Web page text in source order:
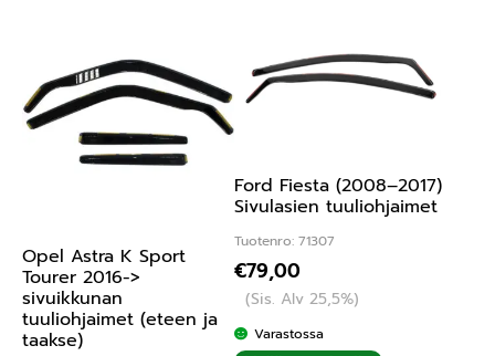
Opel Astra K Sport
Tourer 2016->
sivuikkunan
tuuliohjaimet (eteen ja
taakse)
Ford Fiesta (2008–2017)
Sivulasien tuuliohjaimet
Tuotenro: 71307
€79,00
(Sis. Alv 25,5%)
Varastossa